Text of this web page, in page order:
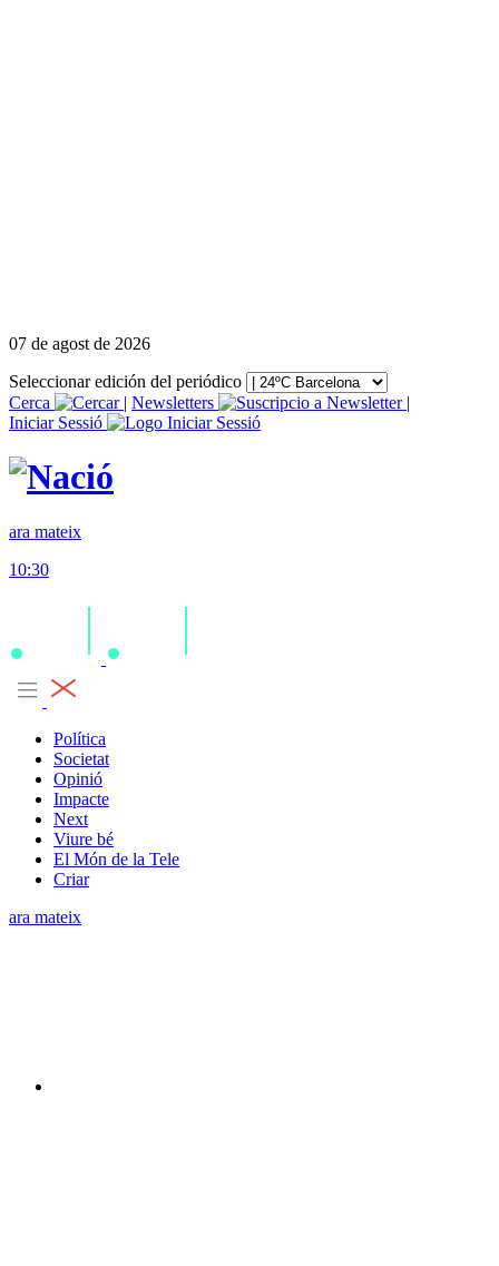
07 de agost de 2026
Seleccionar edición del periódico
Cerca
| Newsletters
|
Iniciar Sessió
ara mateix
10:30
Política
Societat
Opinió
Impacte
Next
Viure bé
El Món de la Tele
Criar
ara mateix